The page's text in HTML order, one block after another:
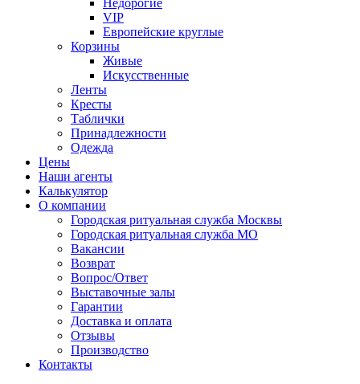
Недорогие
VIP
Европейские круглые
Корзины
Живые
Искусственные
Ленты
Кресты
Таблички
Принадлежности
Одежда
Цены
Наши агенты
Калькулятор
О компании
Городская ритуальная служба Москвы
Городская ритуальная служба МО
Вакансии
Возврат
Вопрос/Ответ
Выставочные залы
Гарантии
Доставка и оплата
Отзывы
Производство
Контакты